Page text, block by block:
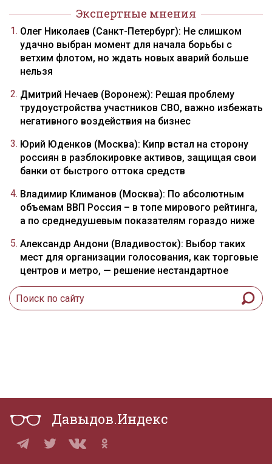
Экспертные мнения
Олег Николаев (Санкт-Петербург): Не слишком
удачно выбран момент для начала борьбы с
ветхим флотом, но ждать новых аварий больше
нельзя
Дмитрий Нечаев (Воронеж): Решая проблему
трудоустройства участников СВО, важно избежать
негативного воздействия на бизнес
Юрий Юденков (Москва): Кипр встал на сторону
россиян в разблокировке активов, защищая свои
банки от быстрого оттока средств
Владимир Климанов (Москва): По абсолютным
объемам ВВП Россия – в топе мирового рейтинга,
а по среднедушевым показателям гораздо ниже
Александр Андони (Владивосток): Выбор таких
мест для организации голосования, как торговые
центров и метро, — решение нестандартное
Давыдов.Индекс